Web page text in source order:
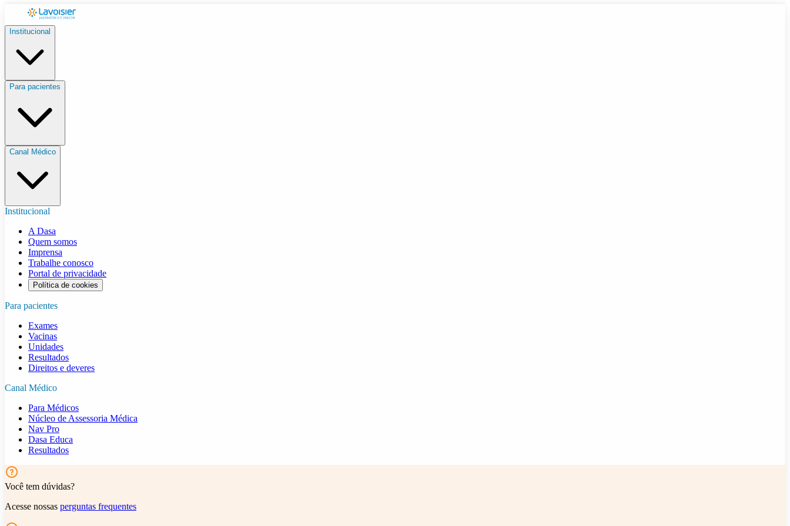
Institucional
Para pacientes
Canal Médico
Institucional
A Dasa
Quem somos
Imprensa
Trabalhe conosco
Portal de privacidade
Política de cookies
Para pacientes
Exames
Vacinas
Unidades
Resultados
Direitos e deveres
Canal Médico
Para Médicos
Núcleo de Assessoria Médica
Nav Pro
Dasa Educa
Resultados
Você tem dúvidas?
Acesse nossas perguntas frequentes